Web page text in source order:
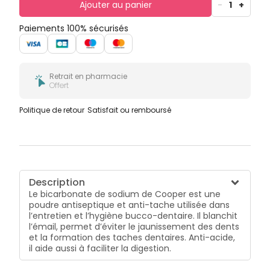
Ajouter au panier - 1 +
Paiements 100% sécurisés
Retrait en pharmacie
Offert
Politique de retour Satisfait ou remboursé
Description
Le bicarbonate de sodium de Cooper est une
poudre antiseptique et anti-tache utilisée dans
l’entretien et l’hygiène bucco-dentaire. Il blanchit
l’émail, permet d’éviter le jaunissement des dents
et la formation des taches dentaires. Anti-acide,
il aide aussi à faciliter la digestion.